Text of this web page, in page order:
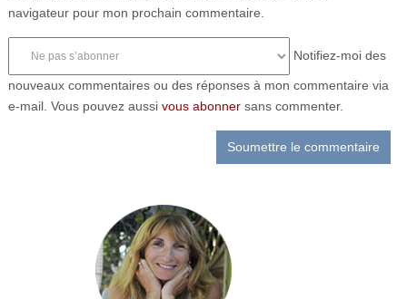
navigateur pour mon prochain commentaire.
Notifiez-moi des
nouveaux commentaires ou des réponses à mon commentaire via
e-mail. Vous pouvez aussi vous abonnersans commenter.